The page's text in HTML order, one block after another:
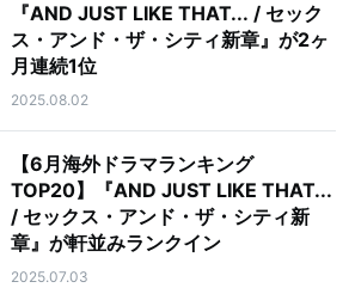
『AND JUST LIKE THAT... / セック
ス・アンド・ザ・シティ新章』が2ヶ
月連続1位
2025.08.02
【6月海外ドラマランキング
TOP20】『AND JUST LIKE THAT...
/ セックス・アンド・ザ・シティ新
章』が軒並みランクイン
2025.07.03